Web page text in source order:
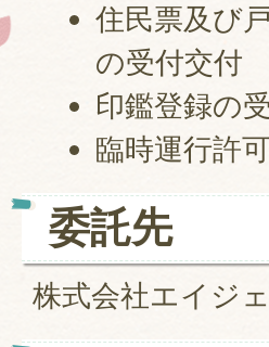
住民票及び
の受付交付
印鑑登録の
臨時運行許
委託先
株式会社エイジ